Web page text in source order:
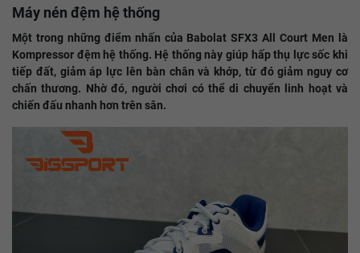
Máy nén đệm hệ thống
Một trong những điểm nhấn của Babolat SFX3 All Court Men là
Kompressor đệm hệ thống. Hệ thống này giúp hấp thụ lực sốc khi
tiếp đất, giảm áp lực lên bàn chân và khớp, từ đó giảm nguy cơ
chấn thương. Nhờ đó, người chơi có thể di chuyển linh hoạt và
chiến đấu nhanh hơn trên sân.